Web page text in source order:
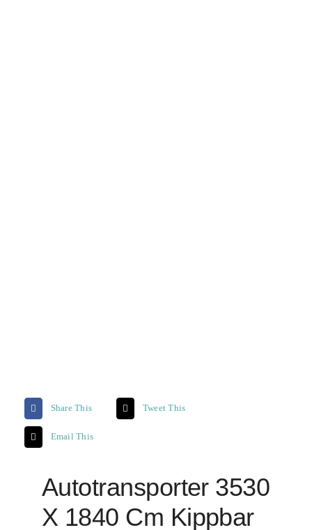
Share This Tweet This
Email This
Autotransporter 3530
X 1840 Cm Kippbar